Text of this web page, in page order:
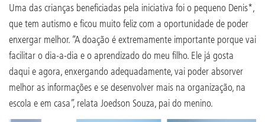
Uma das crianças beneficiadas pela iniciativa foi o pequeno Denis*,
que tem autismo e ficou muito feliz com a oportunidade de poder
enxergar melhor. “A doação é extremamente importante porque vai
facilitar o dia-a-dia e o aprendizado do meu filho. Ele já gosta
daqui e agora, enxergando adequadamente, vai poder absorver
melhor as informações e se desenvolver mais na organização, na
escola e em casa”, relata Joedson Souza, pai do menino.